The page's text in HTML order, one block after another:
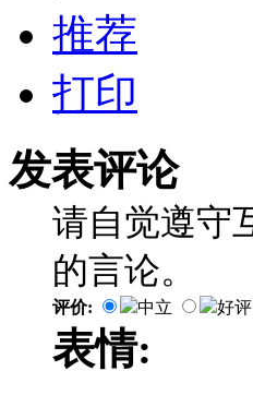
推荐
打印
发表评论
请自觉遵守
的言论。
评价: 中立 好评
表情: